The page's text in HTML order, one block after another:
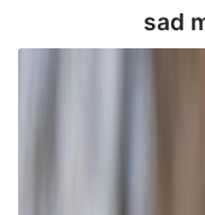
sad